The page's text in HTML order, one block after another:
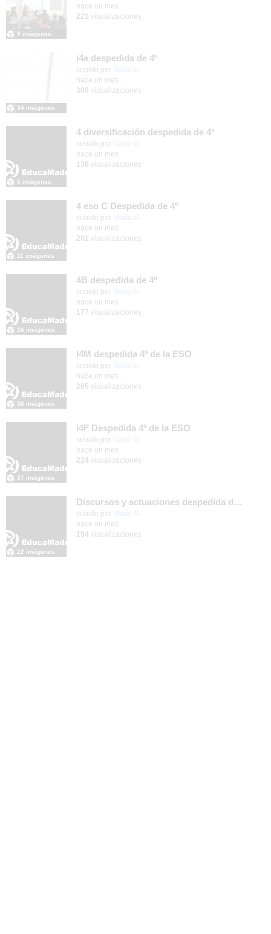
9 imágenes
hace un mes
221
visualizaciones
i4a despedida de 4º
Contenido educativo.
subido por María G.
34 imágenes
hace un mes
300 visualizaciones
4 diversificación despedida de 4º
Contenido educativo.
subido por María G.
5 imágenes
hace un mes
136 visualizaciones
4 eso C Despedida de 4º
Contenido educativo.
subido por María G.
11 imágenes
hace un mes
201
visualizaciones
4B despedida de 4º
Contenido educativo.
subido por María G.
16 imágenes
hace un mes
177 visualizaciones
I4M despedida 4º de la ESO
subido por María G.
36 imágenes
hace un mes
265 visualizaciones
I4F Despedida 4º de la ESO
subido por María G.
37 imágenes
hace un mes
224 visualizaciones
Discursos y actuaciones despedida de 4º
Contenido educativo.
subido por María G.
22 imágenes
hace un mes
194 visualizaciones